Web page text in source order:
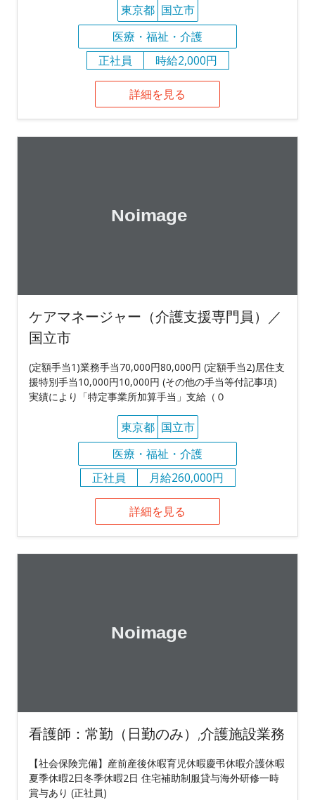
東京都 国立市
医療・福祉・介護
正社員
時給2,000円
詳細を見る
ケアマネージャー（介護支援専門員）／
国立市
(定額手当1)業務手当70,000円80,000円 (定額手当2)居住支
援特別手当10,000円10,000円 (その他の手当等付記事項)
実績により「特定事業所加算手当」支給（０
東京都 国立市
医療・福祉・介護
正社員
月給260,000円
詳細を見る
看護師：常勤（日勤のみ）,介護施設業務
【社会保険完備】産前産後休暇育児休暇慶弔休暇介護休暇
夏季休暇2日冬季休暇2日 住宅補助制服貸与海外研修一時
賞与あり (正社員)